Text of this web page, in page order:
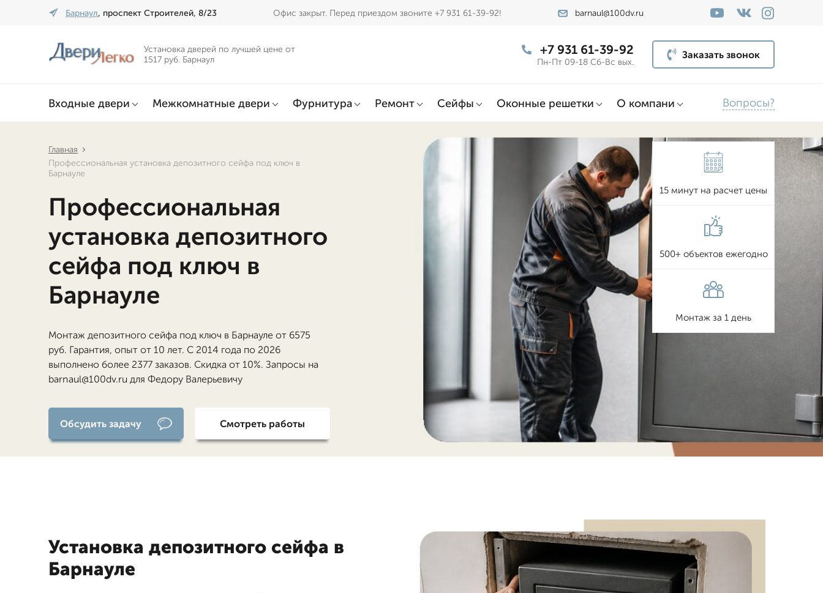
Барнаул, проспект Строителей, 8/23 Офис закрыт. Перед приездом звоните +7 931 61-39-92! barnaul@100dv.ru
Установка дверей по лучшей цене от
1517 руб. Барнаул
+7 931 61-39-92
Пн-Пт 09-18 Сб-Вс вых.
Заказать звонок
Входные двери Межкомнатные двери Фурнитура Ремонт Сейфы Оконные решетки О компани Вопросы?
Главная
Профессиональная установка депозитного сейфа под ключ в
Барнауле
Профессиональная
установка депозитного
сейфа под ключ в
Барнауле
Монтаж депозитного сейфа под ключ в Барнауле от 6575
руб. Гарантия, опыт от 10 лет. С 2014 года по 2026
выполнено более 2377 заказов. Скидка от 10%. Запросы на
barnaul@100dv.ru для Федору Валерьевичу
Обсудить задачу Смотреть работы
15 минут на расчет цены
500+ объектов ежегодно
Монтаж за 1 день
Установка депозитного сейфа в
Барнауле